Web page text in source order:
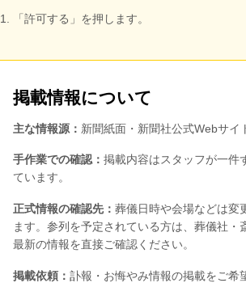
「許可する」を押します。
掲載情報について
主な情報源： 新聞紙面・新聞社公式Webサイ
手作業での確認： 掲載内容はスタッフが一件
ています。
正式情報の確認先： 葬儀日時や会場などは変
ます。参列を予定されている方は、葬儀社・
最新の情報を直接ご確認ください。
掲載依頼： 訃報・お悔やみ情報の掲載をご希